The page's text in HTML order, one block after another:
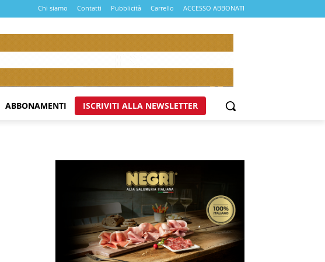
Chi siamo Contatti Pubblicità Carrello ACCESSO ABBONATI
ABBONAMENTI ISCRIVITI ALLA NEWSLETTER